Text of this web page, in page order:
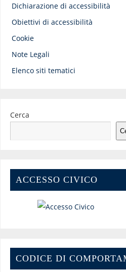
Dichiarazione di accessibilità
Obiettivi di accessibilità
Cookie
Note Legali
Elenco siti tematici
Cerca
ACCESSO CIVICO
CODICE DI